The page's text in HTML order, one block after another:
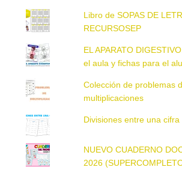
Libro de SOPAS DE
RECURSOSEP
EL APARATO
el aula y fichas para el
Colección de problemas
multiplicaciones
Divisiones entre una cifra
NUEVO CUADERNO
2026